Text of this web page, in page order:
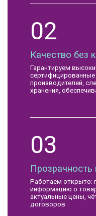
02
Качество без
Гарантируем
производителей,
хранения,
03
Прозрачность
Работаем открыто:
информацию о
актуальные цены,
договоров